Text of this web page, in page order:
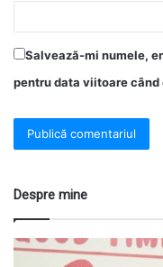
Salvează-mi numele,
pentru data viitoare când
Despre mine